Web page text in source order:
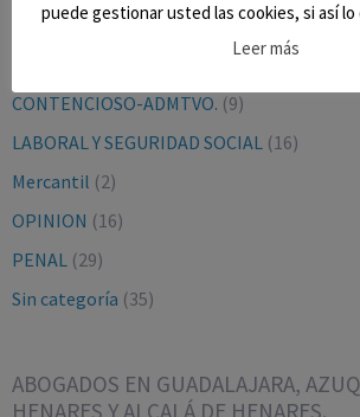
BLOG(9)
CONTENCIOSO-ADMTVO. (9)
LABORAL Y SEGURIDAD SOCIAL (16)
Mercantil (2)
OPINION (16)
PENAL (29)
Sin categoría (35)
ABOGADOS EN GUADALAJARA,
HENARES Y ALCALÁ DE HENARES.
puede gestionar usted las cookies, si así lo
Leer más